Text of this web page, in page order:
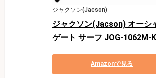
ジャクソン(Jacson)
ジャクソン(Jacson) オーシ
ゲート サーフ JOG-1062M-
Amazonで見る